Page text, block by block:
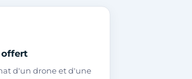
offert
d'un drone et d'une